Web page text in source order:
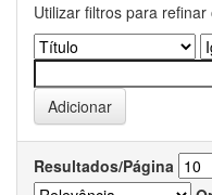
Utilizar filtros para
Resultados/Página